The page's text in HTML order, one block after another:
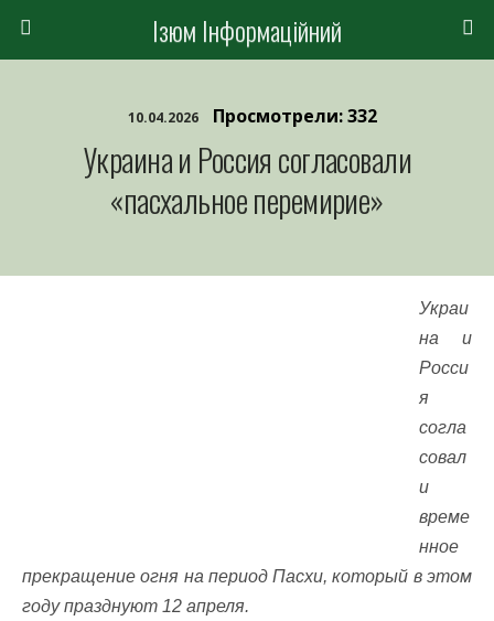
Ізюм Інформаційний
10.04.2026 Просмотрели: 332
Украина и Россия согласовали
«пасхальное перемирие»
Украи
на и
Росси
я
согла
совал
и
време
нное
прекращение огня на период Пасхи, который в этом
году празднуют 12 апреля.